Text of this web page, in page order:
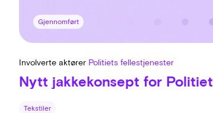
Gjennomført
Involverte aktører Politiets fellestjenester
Nytt jakkekonsept for Politiet
Tekstiler